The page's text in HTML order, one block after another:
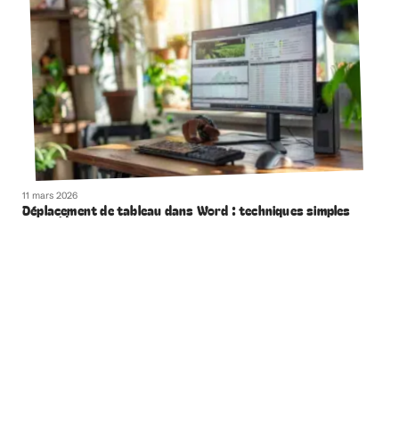
11 mars 2026
Déplacement de tableau dans Word : techniques simples
et rapides